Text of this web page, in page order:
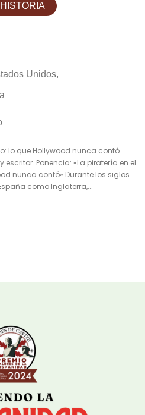
HISTORIA
Unidos
lo que Hollywood nunca contó
Ponencia: «La piratería en el
nunca contó» Durante los siglos
como Inglaterra,...